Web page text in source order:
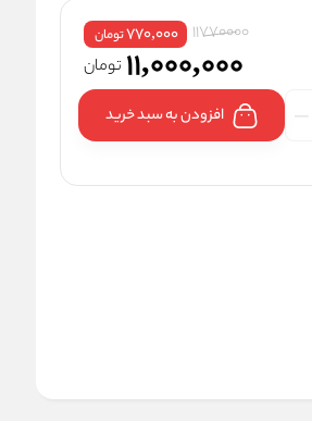
11770000
770,000تومان
11,000,000 تومان
افزودن به سبد خرید